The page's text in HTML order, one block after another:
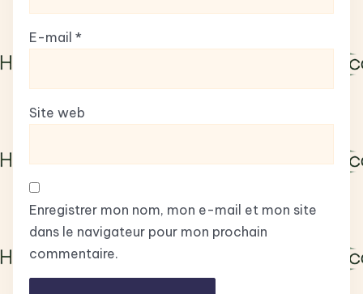
E-mail *
Site web
Enregistrer mon nom, mon e-mail et mon site
dans le navigateur pour mon prochain
commentaire.